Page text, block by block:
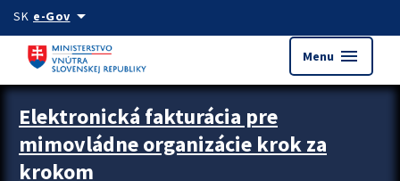
Preskocit na hlavný obsah
SK e-Govarrow_drop_down
Menu menu
Zastavit automatický posun upútavok
Elektronická fakturácia pre
mimovládne organizácie krok za
krokom